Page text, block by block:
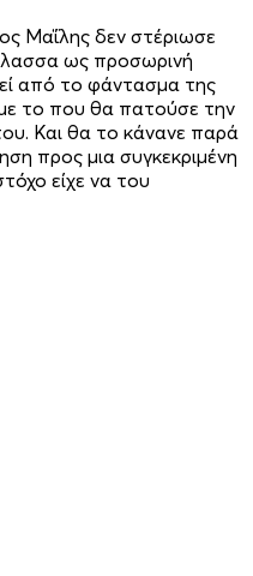
Μαΐλης δεν στέριωσε
ως προσωρινή
από το φάντασμα της
το που θα πατούσε την
Και θα το κάνανε παρά
προς μια συγκεκριμένη
είχε να του